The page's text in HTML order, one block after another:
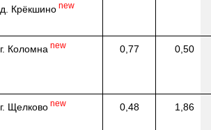
д. Крёкшино new
г. Коломна new 0,77 0,50
г. Щелково new 0,48 1,86